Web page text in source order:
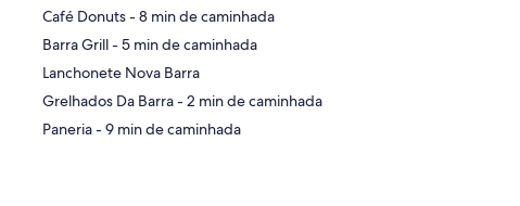
Mapa
‪Café Donuts - ‬8 min de caminhada
‪Barra Grill - ‬5 min de caminhada
Lanchonete Nova Barra
‪Grelhados Da Barra - ‬2 min de caminhada
‪Paneria - ‬9 min de caminhada